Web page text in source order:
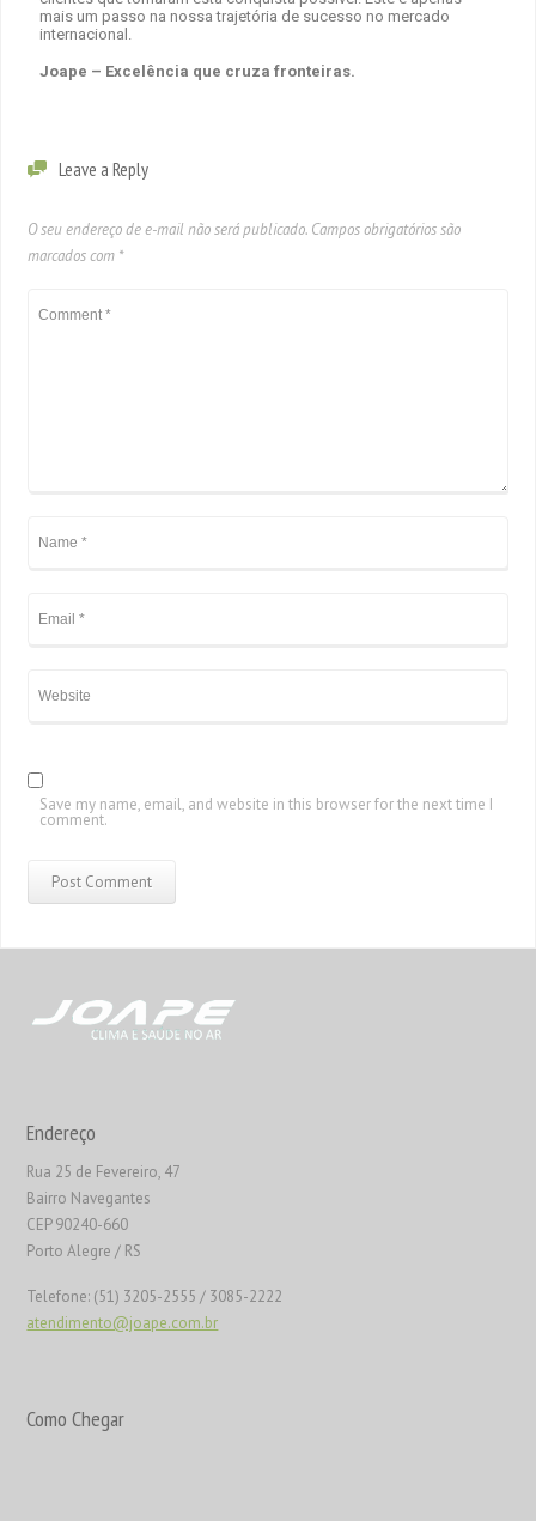
mais um passo na nossa trajetória de sucesso no mercado
internacional.
Joape – Excelência que cruza fronteiras.
Leave a Reply
O seu endereço de e-mail não será publicado. Campos obrigatórios são
marcados com *
Save my name, email, and website in this browser for the next time I
comment.
Endereço
Rua 25 de Fevereiro, 47
Bairro Navegantes
CEP 90240-660
Porto Alegre / RS
Telefone: (51) 3205-2555 / 3085-2222
atendimento@joape.com.br
Como Chegar